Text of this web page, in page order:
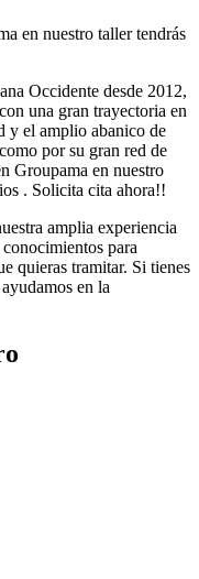
en nuestro taller tendrás
Occidente desde 2012,
una gran trayectoria en
y el amplio abanico de
por su gran red de
Groupama en nuestro
. Solicita cita ahora!!
amplia experiencia
para
quieras tramitar. Si tienes
en la